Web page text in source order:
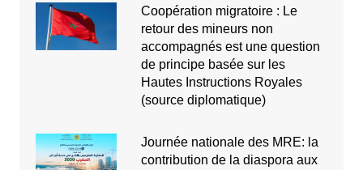
Coopération migratoire : Le
retour des mineurs non
accompagnés est une question
de principe basée sur les
Hautes Instructions Royales
(source diplomatique)
Journée nationale des MRE: la
contribution de la diaspora aux